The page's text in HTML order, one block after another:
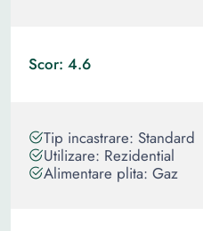
Scor: 4.6
Tip incastrare: Standard
Utilizare: Rezidential
Alimentare plita: Gaz